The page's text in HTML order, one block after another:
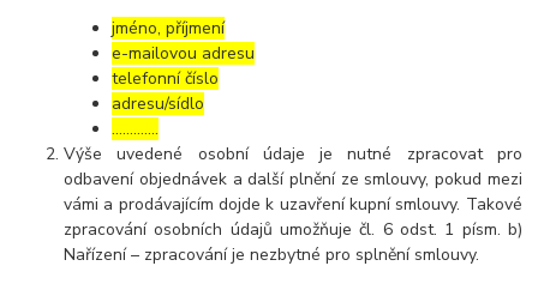
jméno, příjmení
e-mailovou adresu
telefonní číslo
adresu/sídlo
………....
Výše uvedené osobní údaje je nutné zpracovat pro
odbavení objednávek a další plnění ze smlouvy, pokud mezi
vámi a prodávajícím dojde k uzavření kupní smlouvy. Takové
zpracování osobních údajů umožňuje čl. 6 odst. 1 písm. b)
Nařízení – zpracování je nezbytné pro splnění smlouvy.